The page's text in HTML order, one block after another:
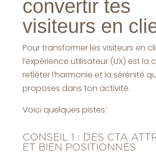
convertir tes
visiteurs en
Pour transformer les visiteurs en
l’expérience utilisateur (UX) est la
refléter l’harmonie et la sérénité
proposes dans ton activité.
Voici quelques pistes :
CONSEIL 1 : DES CTA
ET BIEN POSITIONNÉS